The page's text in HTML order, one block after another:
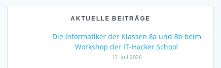
AKTUELLE BEITRÄGE
Die Informatiker der Klassen 8a und 8b beim
Workshop der IT-Hacker School
12. Juli 2026